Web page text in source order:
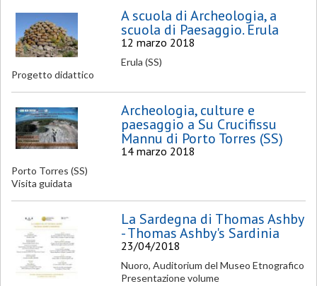
A scuola di Archeologia, a
scuola di Paesaggio. Erula
12 marzo 2018
Erula (SS)
Progetto didattico
Archeologia, culture e
paesaggio a Su Crucifissu
Mannu di Porto Torres (SS)
14 marzo 2018
Porto Torres (SS)
Visita guidata
La Sardegna di Thomas Ashby
- Thomas Ashby's Sardinia
23/04/2018
Nuoro, Auditorium del Museo Etnografico
Presentazione volume